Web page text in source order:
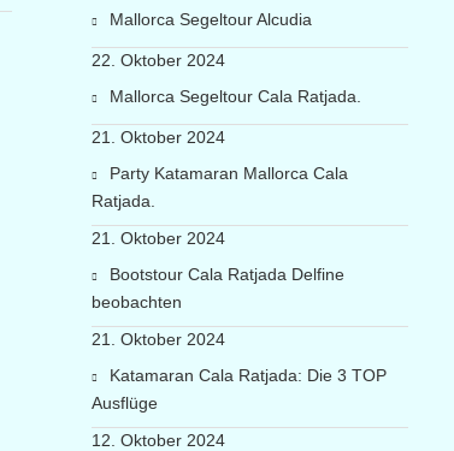
Mallorca Segeltour Alcudia
22. Oktober 2024
Mallorca Segeltour Cala Ratjada.
21. Oktober 2024
Party Katamaran Mallorca Cala
Ratjada.
21. Oktober 2024
Bootstour Cala Ratjada Delfine
beobachten
21. Oktober 2024
Katamaran Cala Ratjada: Die 3 TOP
Ausflüge
12. Oktober 2024